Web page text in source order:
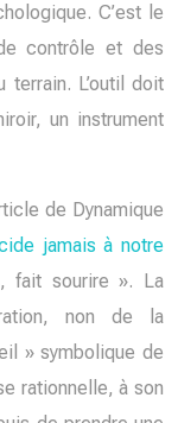
C’est le
contrôle et des
L’outil doit
un instrument
de Dynamique
jamais à notre
fait sourire ». La
non de la
» symbolique de
rationnelle, à son